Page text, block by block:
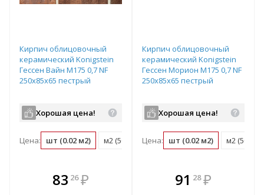
Кирпич облицовочный
керамический Konigstein
Гессен Вайн М175 0,7 NF
250х85х65 пестрый
Хорошая цена!
Цена: шт (0.02 м2) м2 (50 шт) поддон (660 шт)
83 26 ₽
В комплекте
всегда выгоднее!
Кирпич облицовочный
керамический Konigstein
Гессен Морион М175 0,7 NF
250х85х65 пестрый
Хорошая цена!
Цена: шт (0.02 м2) м2 (50 шт)
В комплекте
всегда выгоднее!
91 28 ₽